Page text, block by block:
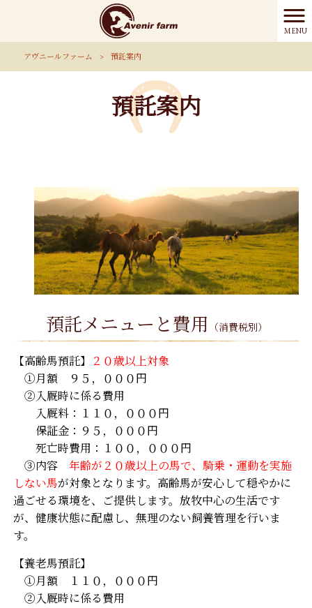
MENU
アヴニールファーム > 預託案内
預託案内
預託メニューと費用 （消費税別）
【高齢馬預託】
２０歳以上対象
①月額 ９５，０００円
②入厩時に係る費用
入厩料：１１０，０００円
保証金：９５，０００円
死亡時費用：１００，０００円
③内容 年齢が２０歳以上の馬で、騎乗・運動を実施
しない馬が対象となります。高齢馬が安心して穏やかに
過ごせる環境を、ご提供します。放牧中心の生活です
が、健康状態に配慮し、無理のない飼養管理を行いま
す。
【養老馬預託】
①月額 １１０，０００円
②入厩時に係る費用